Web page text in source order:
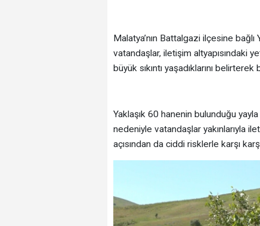
Malatya’nın Battalgazi ilçesine
vatandaşlar, iletişim altyapısındaki
büyük sıkıntı yaşadıklarını
Yaklaşık 60 hanenin bulunduğu
nedeniyle vatandaşlar yakınlarıyla
açısından da ciddi risklerle karşı